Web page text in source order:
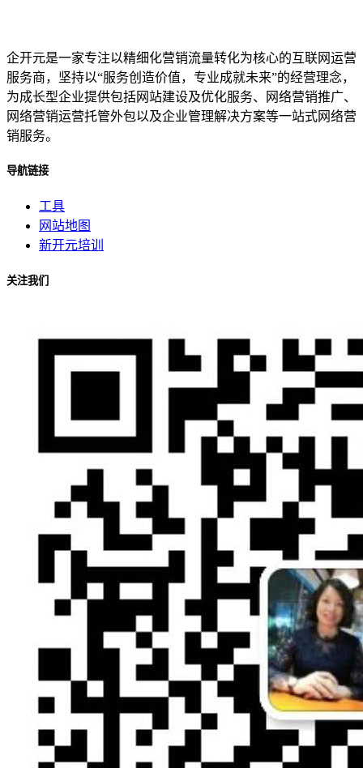
企开元是一家专注以精细化营销流量转化为核心的互联网运营
服务商，坚持以“服务创造价值，专业成就未来”的经营理念，
为成长型企业提供包括网站建设及优化服务、网络营销推广、
网络营销运营托管外包以及企业管理解决方案等一站式网络营
销服务。
导航链接
工具
网站地图
新开元培训
关注我们